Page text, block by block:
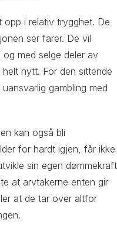
i relativ trygghet. De
ser farer. De vil
og med selge deler av
nytt. For den sittende
gambling med
kan også bli
for hardt igjen, får ikke
sin egen dømmekraft
at arvtakerne enten gir
at de tar over altfor